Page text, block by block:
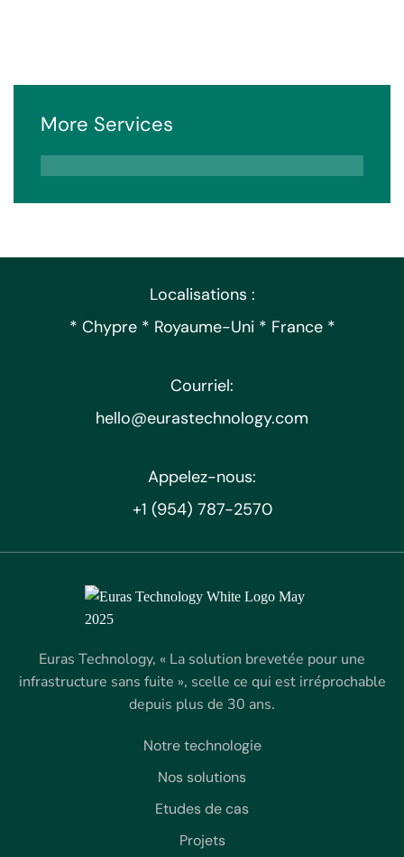
More Services
Localisations :
* Chypre * Royaume-Uni * France *
Courriel:
hello@eurastechnology.com
Appelez-nous:
+1 (954) 787-2570
Euras Technology, « La solution brevetée pour une
infrastructure sans fuite », scelle ce qui est irréprochable
depuis plus de 30 ans.
Notre technologie
Nos solutions
Etudes de cas
Projets